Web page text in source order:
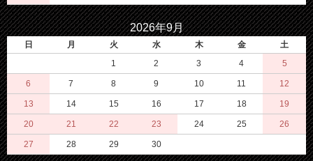
2026年9月
日 月 火 水 木 金
土
1
2 3 4 5
6 7 8 9 10 11 12
13 14 15 16 17 18 19
20 21 22 23 24 25 26
27 28 29 30